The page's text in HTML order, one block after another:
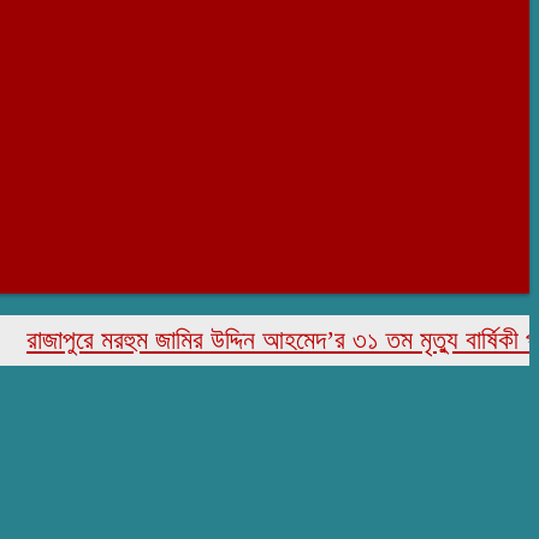
মরহুম জামির উদ্দিন আহমেদ’র ৩১ তম মৃত্যু বার্ষিকী পালিত